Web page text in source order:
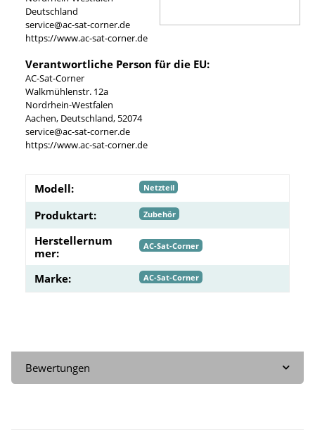
Deutschland
service@ac-sat-corner.de
https://www.ac-sat-corner.de
Verantwortliche Person für die EU:
AC-Sat-Corner
Walkmühlenstr. 12a
Nordrhein-Westfalen
Aachen, Deutschland, 52074
service@ac-sat-corner.de
https://www.ac-sat-corner.de
Modell: Netzteil
Produktart: Zubehör
Herstellernum
mer:
AC-Sat-Corner
Marke: AC-Sat-Corner
Bewertungen